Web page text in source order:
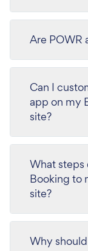
Are POWR
Can I
app on my
site?
What steps
Booking to
site?
Why